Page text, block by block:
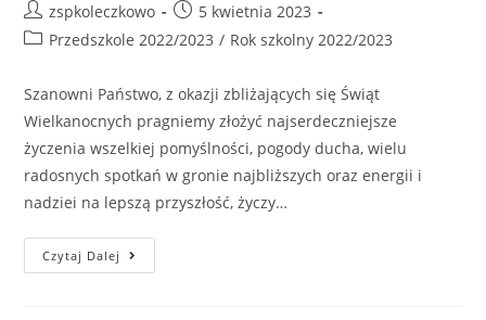
zspkoleczkowo
5 kwietnia 2023
Przedszkole 2022/2023 / Rok szkolny 2022/2023
Szanowni Państwo, z okazji zbliżających się Świąt
Wielkanocnych pragniemy złożyć najserdeczniejsze
życzenia wszelkiej pomyślności, pogody ducha, wielu
radosnych spotkań w gronie najbliższych oraz energii i
nadziei na lepszą przyszłość, życzy…
Czytaj Dalej